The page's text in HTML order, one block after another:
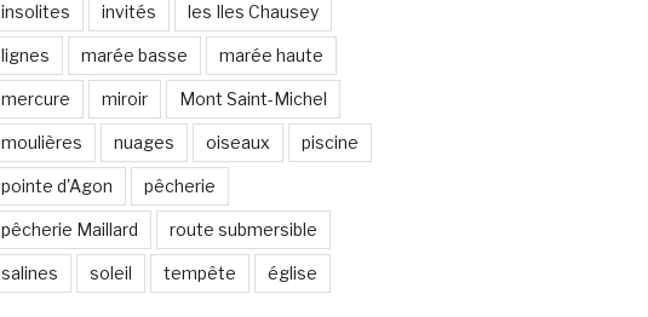
insolites invités les Iles Chausey
lignes marée basse marée haute
mercure miroir Mont Saint-Michel
moulières nuages oiseaux piscine
pointe d'Agon pêcherie
pêcherie Maillard route submersible
salines soleil tempête église